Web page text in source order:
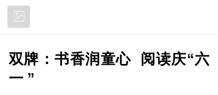
双牌：书香润童心  阅读庆“六
一 ”